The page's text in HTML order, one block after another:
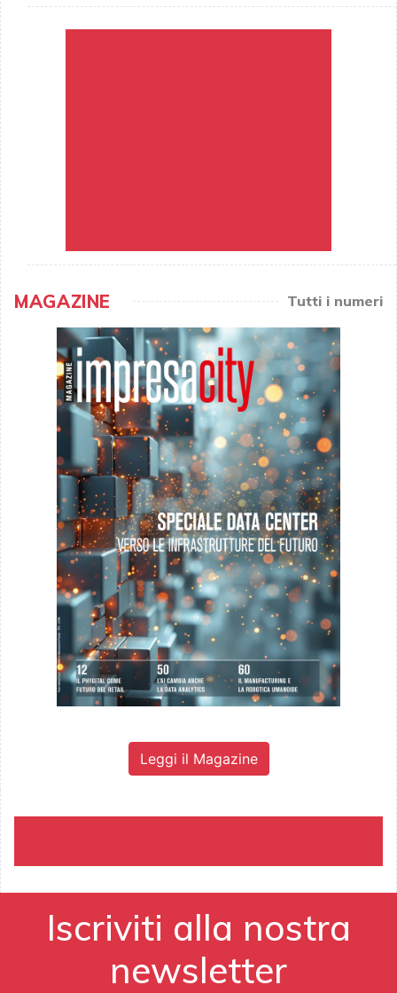
MAGAZINE Tutti i numeri
Leggi il Magazine
Iscriviti alla nostra
newsletter